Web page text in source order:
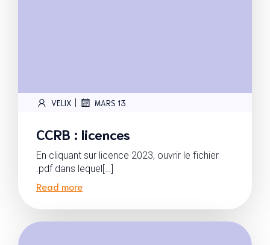
VELIX | MARS 13
CCRB : licences
En cliquant sur licence 2023, ouvrir le fichier
.pdf dans lequel[…]
Read more